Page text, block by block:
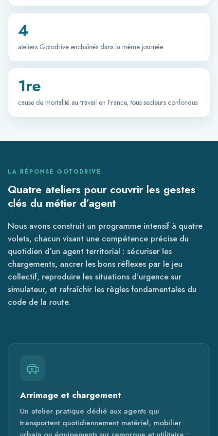
4
ateliers Gotodrive enchaînés dans la même journée
1re
cause de mortalité au travail en France, tous secteurs confondus
LA RÉPONSE GOTODRIVE
Quatre ateliers pour couvrir les gestes
clés du métier d’agent
Nous avons construit un programme intensif à quatre
volets, chacun visant une compétence précise du
quotidien d’un agent territorial : sécuriser les
chargements, ancrer les bons réflexes par le jeu
collectif, reproduire les situations d’urgence sur
simulateur, et rafraîchir les règles fondamentales du
code de la route.
Arrimage et chargement
Un atelier pratique dédié aux agents qui
transportent quotidiennement matériel, mobilier